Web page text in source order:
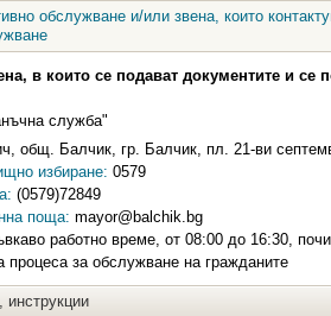
обслужване и/или звена, които
в които се подават документите и се
служба"
общ. Балчик, гр. Балчик, пл. 21-ви
избиране: 0579
(0579)72849
поща: mayor@balchik.bg
работно време, от 08:00 до 16:30,
процеса за обслужване на гражданите
инструкции